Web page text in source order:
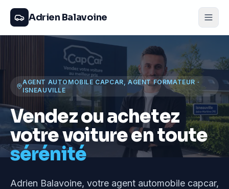
Adrien Balavoine
AGENT AUTOMOBILE CAPCAR, AGENT FORMATEUR ·
ISNEAUVILLE
Vendez ou achetez
votre voiture en toute
sérénité
Adrien Balavoine, votre agent automobile capcar,